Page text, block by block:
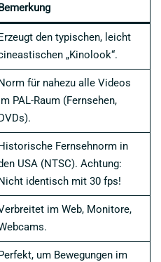
den typischen, leicht
„Kinolook“.
für nahezu alle Videos
PAL-Raum (Fernsehen,
Fernsehnorm in
USA (NTSC). Achtung:
identisch mit 30 fps!
im Web, Monitore,
um Bewegungen im